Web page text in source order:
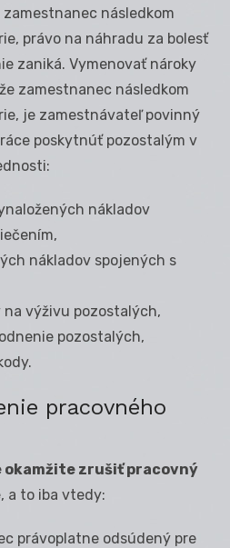
následkom
právo na náhradu za bolesť
zaniká. Vymenovať nároky
zamestnanec následkom
je zamestnávateľ povinný
poskytnúť pozostalým v
nákladov
nákladov spojených s
výživu pozostalých,
pozostalých,
pracovného
okamžite zrušiť pracovný
, a to iba vtedy:
právoplatne odsúdený pre